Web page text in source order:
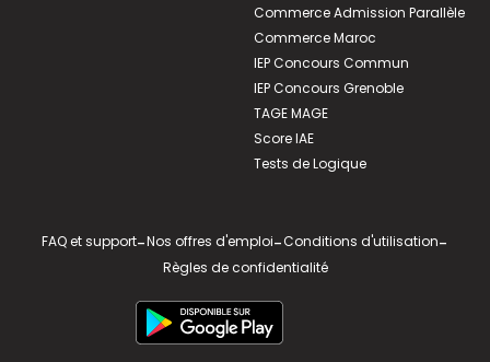
Commerce Admission Parallèle
Commerce Maroc
IEP Concours Commun
IEP Concours Grenoble
TAGE MAGE
Score IAE
Tests de Logique
FAQ et support-Nos offres d'emploi-Conditions d'utilisation-
Règles de confidentialité